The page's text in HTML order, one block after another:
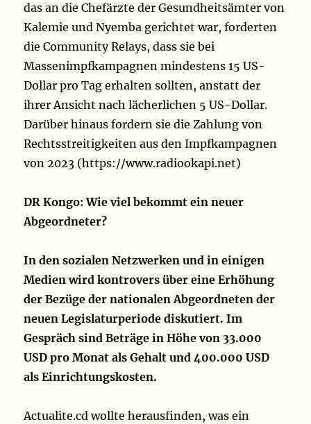
das an die Chefärzte der Gesundheitsämter von
Kalemie und Nyemba gerichtet war, forderten
die Community Relays, dass sie bei
Massenimpfkampagnen mindestens 15 US-
Dollar pro Tag erhalten sollten, anstatt der
ihrer Ansicht nach lächerlichen 5 US-Dollar.
Darüber hinaus fordern sie die Zahlung von
Rechtsstreitigkeiten aus den Impfkampagnen
von 2023 (https://www.radiookapi.net)
DR Kongo: Wie viel bekommt ein neuer
Abgeordneter?
In den sozialen Netzwerken und in einigen
Medien wird kontrovers über eine Erhöhung
der Bezüge der nationalen Abgeordneten der
neuen Legislaturperiode diskutiert. Im
Gespräch sind Beträge in Höhe von 33.000
USD pro Monat als Gehalt und 400.000 USD
als Einrichtungskosten.
Actualite.cd wollte herausfinden, was ein